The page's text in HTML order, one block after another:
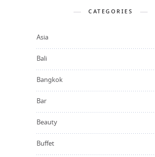
CATEGORIES
Asia
Bali
Bangkok
Bar
Beauty
Buffet